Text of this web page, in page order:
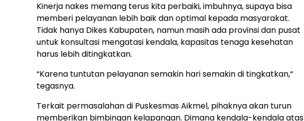
Kinerja nakes memang terus kita perbaiki, imbuhnya, supaya bisa
memberi pelayanan lebih baik dan optimal kepada masyarakat.
Tidak hanya Dikes Kabupaten, namun masih ada provinsi dan pusat
untuk konsultasi mengatasi kendala, kapasitas tenaga kesehatan
harus lebih ditingkatkan.
“Karena tuntutan pelayanan semakin hari semakin di tingkatkan,“
tegasnya.
Terkait permasalahan di Puskesmas Aikmel, pihaknya akan turun
memberikan bimbingan kelapangan. Dimana kendala-kendala atas